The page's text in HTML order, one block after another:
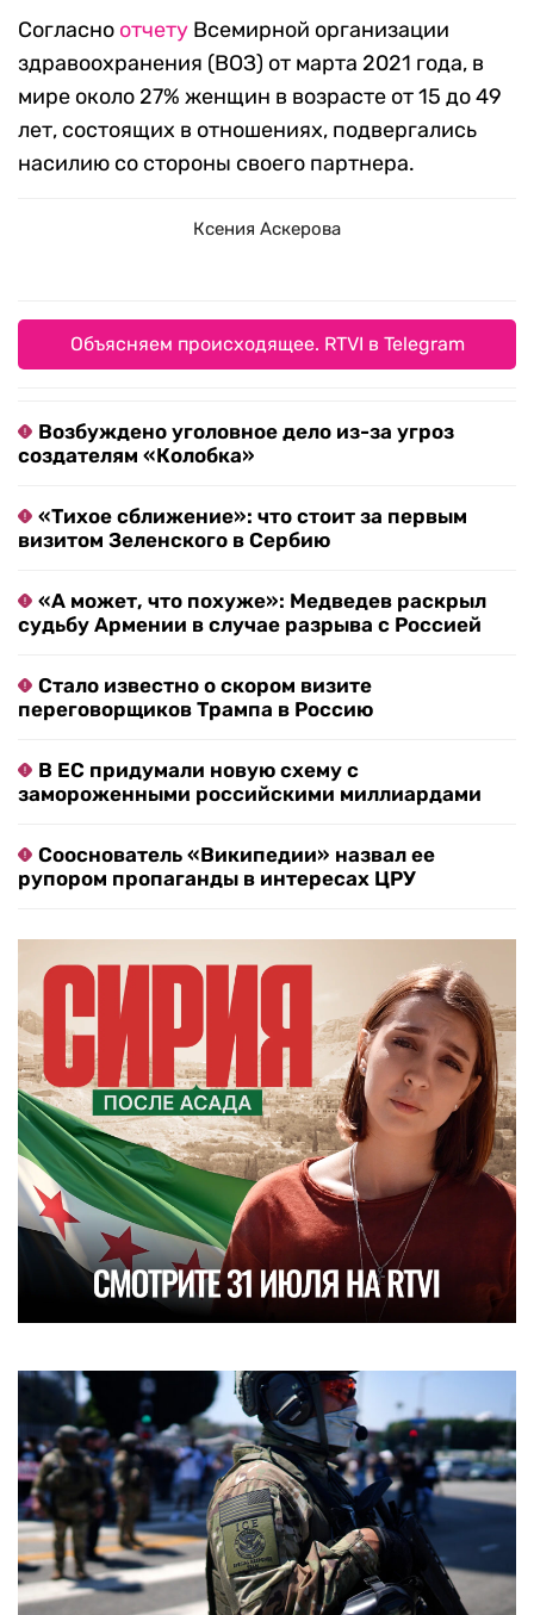
Согласно отчету Всемирной организации
здравоохранения (ВОЗ) от марта 2021 года, в
мире около 27% женщин в возрасте от 15 до 49
лет, состоящих в отношениях, подвергались
насилию со стороны своего партнера.
Ксения Аскерова
Объясняем происходящее. RTVI в Telegram
Возбуждено уголовное дело из-за угроз
создателям «Колобка»
«Тихое сближение»: что стоит за первым
визитом Зеленского в Сербию
«А может, что похуже»: Медведев раскрыл
судьбу Армении в случае разрыва с Россией
Стало известно о скором визите
переговорщиков Трампа в Россию
В ЕС придумали новую схему с
замороженными российскими миллиардами
Сооснователь «Википедии» назвал ее
рупором пропаганды в интересах ЦРУ